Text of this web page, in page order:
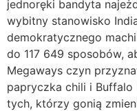
jednoręki bandyta
wybitny stanowisko
demokratycznego
do 117 649 sposobów,
Megaways czyn
papryczka chili i Buffalo
tych, którzy gonią